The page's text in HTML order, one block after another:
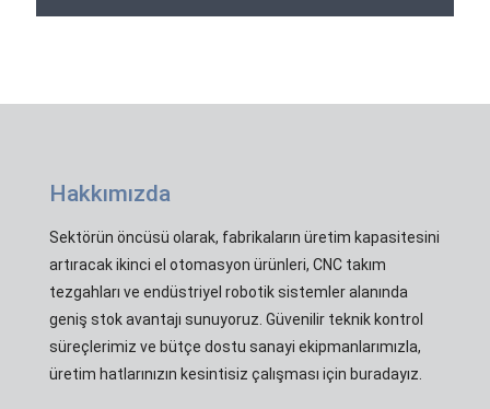
Hakkımızda
Sektörün öncüsü olarak, fabrikaların üretim kapasitesini
artıracak ikinci el otomasyon ürünleri, CNC takım
tezgahları ve endüstriyel robotik sistemler alanında
geniş stok avantajı sunuyoruz. Güvenilir teknik kontrol
süreçlerimiz ve bütçe dostu sanayi ekipmanlarımızla,
üretim hatlarınızın kesintisiz çalışması için buradayız.